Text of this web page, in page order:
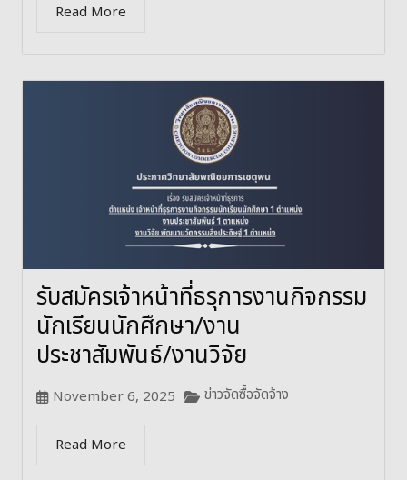
Read More
รับสมัครเจ้าหน้าที่ธรุการงานกิจกรรม
นักเรียนนักศึกษา/งาน
ประชาสัมพันธ์/งานวิจัย
November 6, 2025 ข่าวจัดซื้อจัดจ้าง
Read More